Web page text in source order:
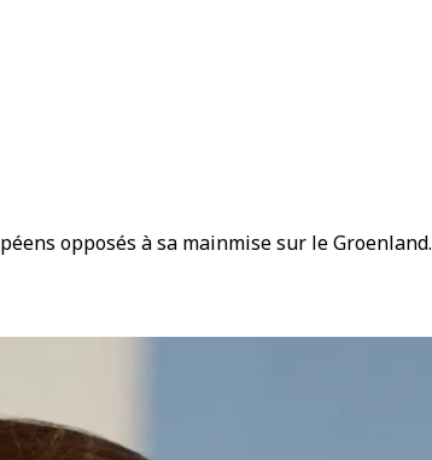
opposés à sa mainmise sur le Groenland.